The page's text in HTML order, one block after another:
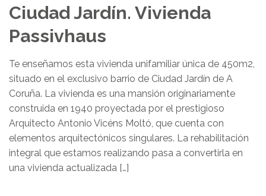
Ciudad Jardín. Vivienda
Passivhaus
Te enseñamos esta vivienda unifamiliar única de 450m2,
situado en el exclusivo barrio de Ciudad Jardín de A
Coruña. La vivienda es una mansión originariamente
construida en 1940 proyectada por el prestigioso
Arquitecto Antonio Vicéns Moltó, que cuenta con
elementos arquitectónicos singulares. La rehabilitación
integral que estamos realizando pasa a convertirla en
una vivienda actualizada […]